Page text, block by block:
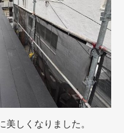
美しくなりました。